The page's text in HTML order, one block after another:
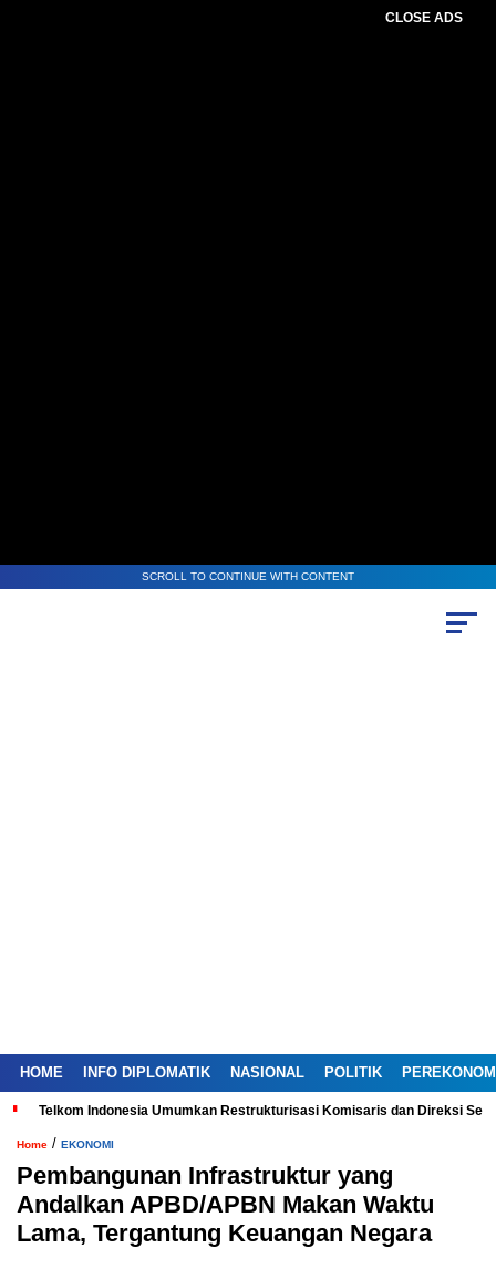
CLOSE ADS
SCROLL TO CONTINUE WITH CONTENT
HOME INFO DIPLOMATIK NASIONAL POLITIK
Telkom Indonesia Umumkan Restrukturisasi Komisaris dan Direksi
Home / EKONOMI
Pembangunan Infrastruktur yang
Andalkan APBD/APBN Makan Waktu
Lama, Tergantung Keuangan Negara